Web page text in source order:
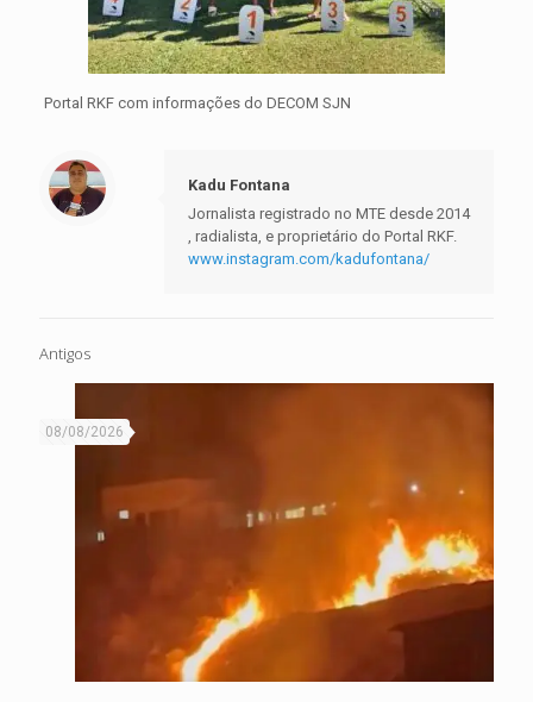
Portal RKF com informações do DECOM SJN
Kadu Fontana
Jornalista registrado no MTE desde 2014
, radialista, e proprietário do Portal RKF.
www.instagram.com/kadufontana/
Antigos
08/08/2026